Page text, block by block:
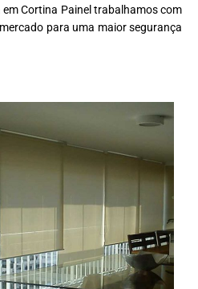
em Cortina Painel trabalhamos com
para uma maior segurança